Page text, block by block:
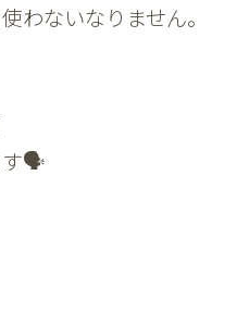
わないなりません。
す🗣️